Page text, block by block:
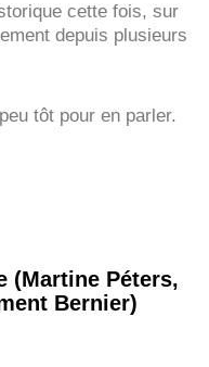
cette fois, sur
depuis plusieurs
tôt pour en parler.
(Martine Péters,
Bernier)